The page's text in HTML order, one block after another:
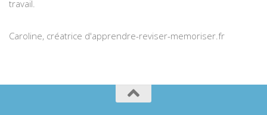
travail.
Caroline, créatrice d'apprendre-reviser-memoriser.fr